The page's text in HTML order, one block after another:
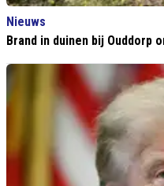
Nieuws
Brand in duinen bij Ouddorp